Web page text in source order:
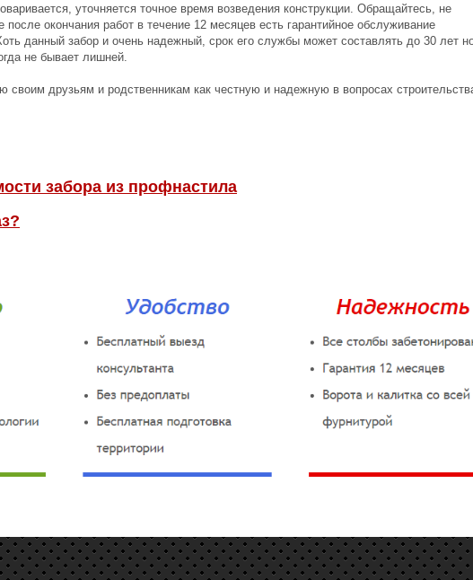
уточняется точное время возведения конструкции. Обращайтесь, не
окончания работ в течение 12 месяцев есть гарантийное обслуживание
данный забор и очень надежный, срок его службы может составлять до 30 лет
не бывает лишней.
своим друзьям и родственникам как честную и надежную в вопросах
забора из профнастила